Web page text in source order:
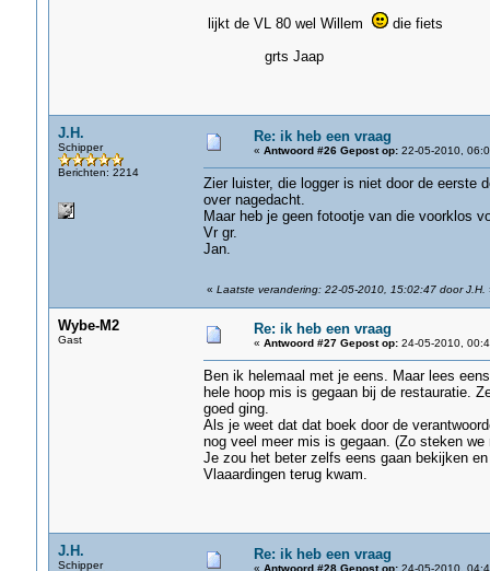
lijkt de VL 80 wel Willem
die fiets
grts Jaap
J.H.
Schipper
Berichten: 2214
Re: ik heb een vraag
« Antwoord #26 Gepost op:22-05-2010,
Zier luister, die logger is niet door de eerste
over nagedacht.
Maar heb je geen fotootje van die voorklos
Vr gr.
Jan.
« Laatste verandering: 22-05-2010, 15:02:47 door J.H.
Wybe-M2
Gast
Re: ik heb een vraag
« Antwoord #27 Gepost op:24-05-2010,
Ben ik helemaal met je eens. Maar lees
hele hoop mis is gegaan bij de restauratie.
goed ging.
Als je weet dat dat boek door de
nog veel meer mis is gegaan. (Zo steken
Je zou het beter zelfs eens gaan bekijken
Vlaaardingen terug kwam.
J.H.
Schipper
Re: ik heb een vraag
« Antwoord #28 Gepost op:24-05-2010,